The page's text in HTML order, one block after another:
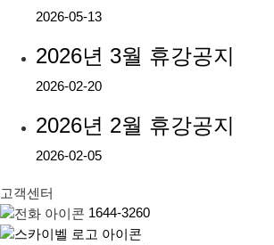
2026-05-13
2026년 3월 휴강공지
2026-02-20
2026년 2월 휴강공지
2026-02-05
고객센터
1644-3260